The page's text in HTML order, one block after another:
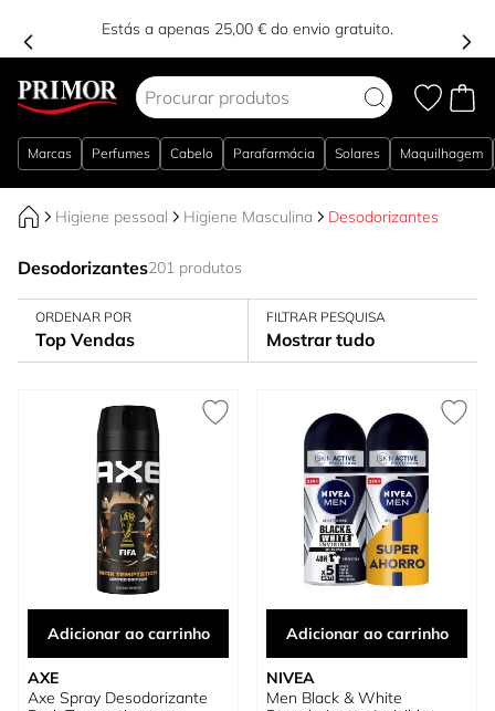
Estás a apenas 25,00 € do envio gratuito.
Marcas Perfumes Cabelo Parafarmácia Solares Maquilhagem
Higiene pessoal Higiene Masculina Desodorizantes
Desodorizantes201 produtos
ORDENAR POR
Top Vendas
FILTRAR PESQUISA
Mostrar tudo
Adicionar ao carrinho
AXE
Axe Spray Desodorizante
Adicionar ao carrinho
NIVEA
Men Black & White